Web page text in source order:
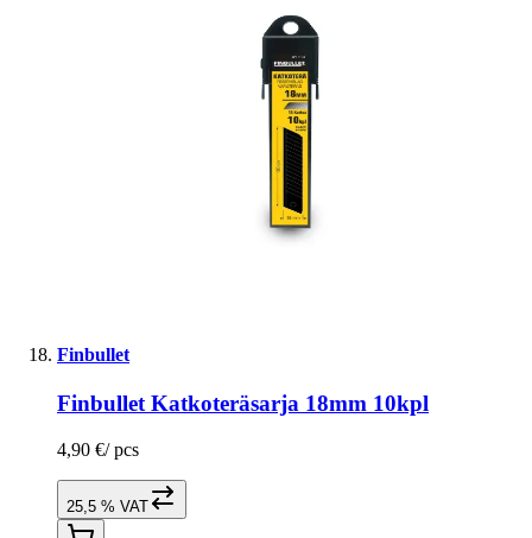
Finbullet
Finbullet Katkoteräsarja 18mm 10kpl
4,90 €/ pcs
25,5 % VAT